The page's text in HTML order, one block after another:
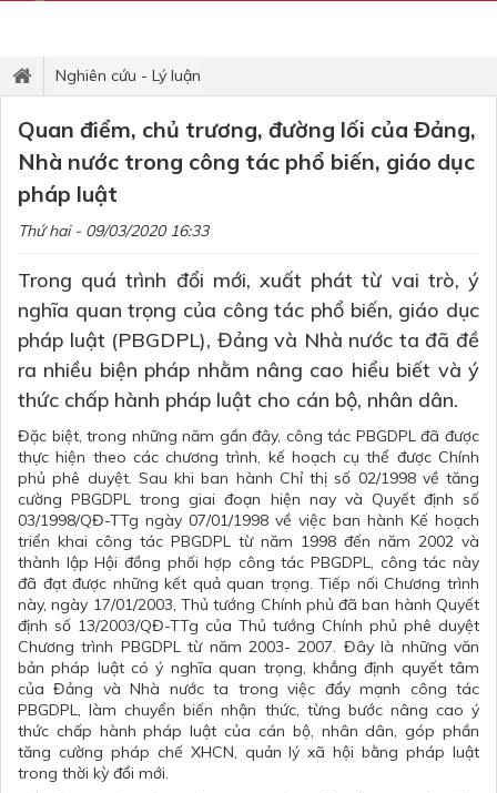
Nghiên cứu - Lý luận
Quan điểm, chủ trương, đường lối của Đảng,
Nhà nước trong công tác phổ biến, giáo dục
pháp luật
Thứ hai - 09/03/2020 16:33
Trong quá trình đổi mới, xuất phát từ vai trò, ý
nghĩa quan trọng của công tác phổ biến, giáo dục
pháp luật (PBGDPL), Đảng và Nhà nước ta đã đề
ra nhiều biện pháp nhằm nâng cao hiểu biết và ý
thức chấp hành pháp luật cho cán bộ, nhân dân.
Đặc biệt, trong những năm gần đây, công tác PBGDPL đã được
thực hiện theo các chương trình, kế hoạch cụ thể được Chính
phủ phê duyệt. Sau khi ban hành Chỉ thị số 02/1998 về tăng
cường PBGDPL trong giai đoạn hiện nay và Quyết định số
03/1998/QĐ-TTg ngày 07/01/1998 về việc ban hành Kế hoạch
triển khai công tác PBGDPL từ năm 1998 đến năm 2002 và
thành lập Hội đồng phối hợp công tác PBGDPL, công tác này
đã đạt được những kết quả quan trọng. Tiếp nối Chương trình
này, ngày 17/01/2003, Thủ tướng Chính phủ đã ban hành Quyết
định số 13/2003/QĐ-TTg của Thủ tướng Chính phủ phê duyệt
Chương trình PBGDPL từ năm 2003- 2007. Đây là những văn
bản pháp luật có ý nghĩa quan trọng, khẳng định quyết tâm
của Đảng và Nhà nước ta trong việc đẩy mạnh công tác
PBGDPL, làm chuyển biến nhận thức, từng bước nâng cao ý
thức chấp hành pháp luật của cán bộ, nhân dân, góp phần
tăng cường pháp chế XHCN, quản lý xã hội bằng pháp luật
trong thời kỳ đổi mới.